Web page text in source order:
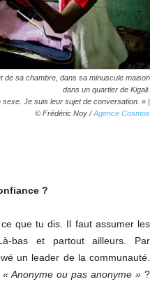
de sa chambre, dans sa minuscule maison
dans un quartier de Kigali.
sexe. Je suis leur sujet de conversation. » |
© Frédéric Noy /Agence Cosmos
?
que tu dis. Il faut assumer les
bas et partout ailleurs. Par
un leader de la communauté.
« Anonyme ou pas anonyme » ?